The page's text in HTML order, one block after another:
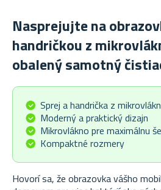
Nasprejujte na
handričkou z
obalený samotný
Sprej a handrička z
Moderný a praktický dizajn
Mikrovlákno pre maximálnu
Kompaktné rozmery
Hovorí sa, že obrazovka vášho